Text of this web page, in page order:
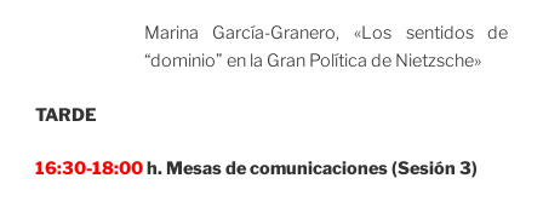
Marina García-Granero, «Los sentidos de
“dominio” en la Gran Política de Nietzsche»
TARDE
16:30-18:00h. Mesas de comunicaciones (Sesión 3)